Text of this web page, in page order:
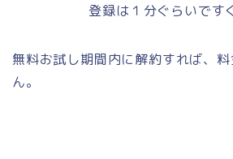
登録は１分ぐらいです
無料お試し期間内に解約すれば、
ん。